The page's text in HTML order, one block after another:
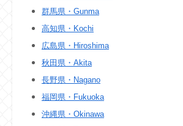
群馬県・Gunma
高知県・Kochi
広島県・Hiroshima
秋田県・Akita
長野県・Nagano
福岡県・Fukuoka
沖縄県・Okinawa